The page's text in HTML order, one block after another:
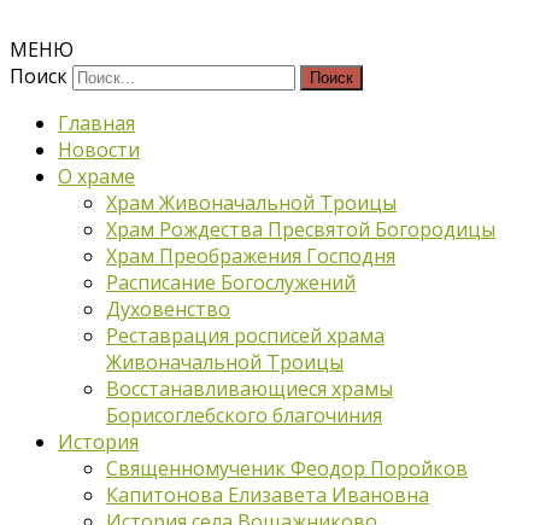
МЕНЮ
Поиск
Главная
Новости
О храме
Храм Живоначальной Троицы
Храм Рождества Пресвятой Богородицы
Храм Преображения Господня
Расписание Богослужений
Духовенство
Реставрация росписей храма
Живоначальной Троицы
Восстанавливающиеся храмы
Борисоглебского благочиния
История
Священномученик Феодор Поройков
Капитонова Елизавета Ивановна